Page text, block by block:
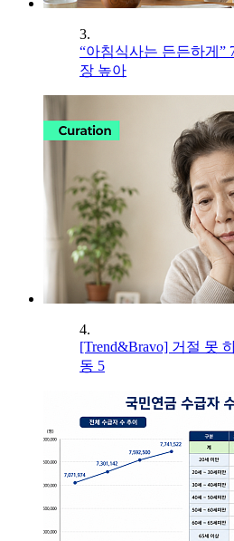
3.
“아침식사는 든든하게”
장 높아
4.
[Trend&Bravo] 거절 못
동 5